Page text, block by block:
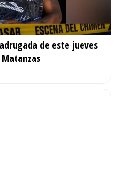
de este jueves